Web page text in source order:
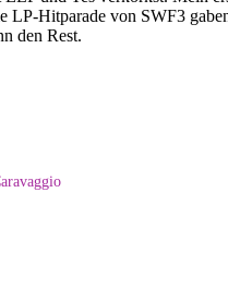
LP-Hitparade von SWF3
den Rest.